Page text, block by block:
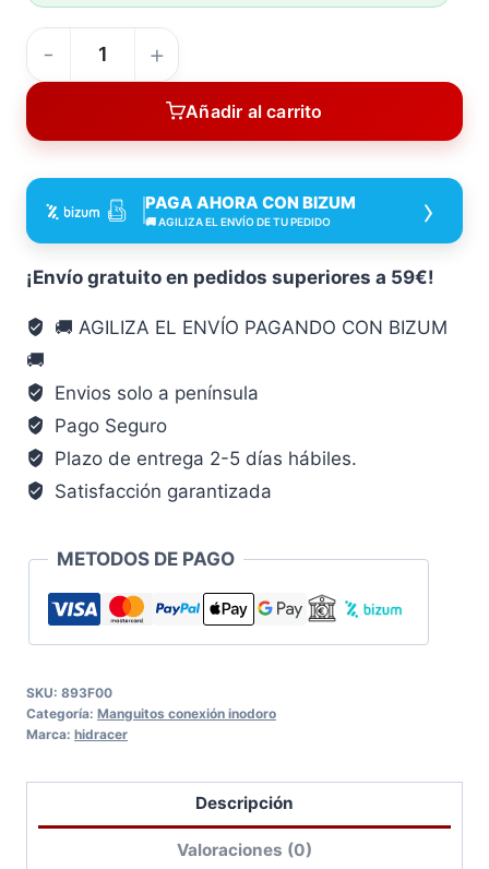
Enchufe
Inodoro
25
Hidracer
495-
01
5U
conexión
cantidad
Añadir al carrito
PAGA AHORA CON BIZUM
🚚 AGILIZA EL ENVÍO DE TU PEDIDO ›
¡Envío gratuito en pedidos superiores a 59€!
🚚 AGILIZA EL ENVÍO PAGANDO CON BIZUM
🚚
Envios solo a península
Pago Seguro
Plazo de entrega 2-5 días hábiles.
Satisfacción garantizada
METODOS DE PAGO
SKU: 893F00
Categoría: Manguitos conexión inodoro
Marca: hidracer
Descripción
Valoraciones (0)